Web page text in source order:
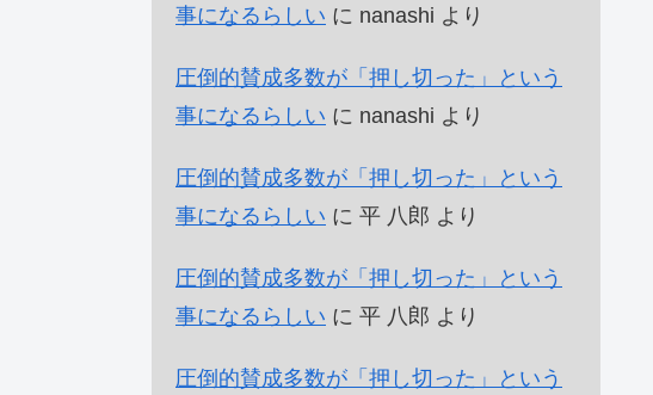
事になるらしい に nanashi より
圧倒的賛成多数が「押し切った」という
事になるらしい に nanashi より
圧倒的賛成多数が「押し切った」という
事になるらしい に 平 八郎 より
圧倒的賛成多数が「押し切った」という
事になるらしい に 平 八郎 より
圧倒的賛成多数が「押し切った」という